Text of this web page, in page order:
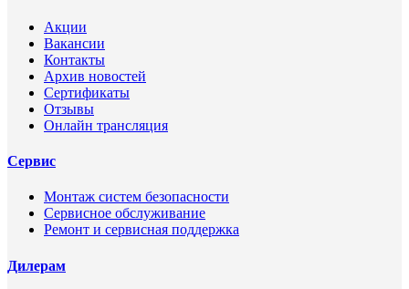
Акции
Вакансии
Контакты
Архив новостей
Сертификаты
Отзывы
Онлайн трансляция
Сервис
Монтаж систем безопасности
Сервисное обслуживание
Ремонт и сервисная поддержка
Дилерам